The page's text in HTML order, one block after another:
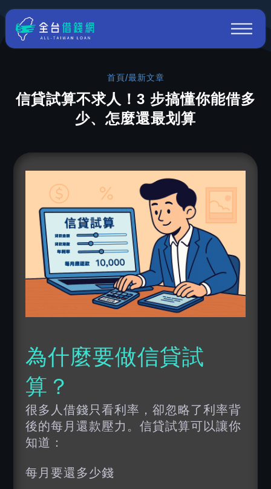
首頁/最新文章
信貸試算不求人！3 步搞懂你能借多
少、怎麼還最划算
為什麼要做信貸試
算 ？
很多人借錢只看利率，卻忽略了利率背
後的每月還款壓力。信貸試算可以讓你
知道：
每月要還多少錢